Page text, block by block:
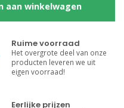
aan winkelwagen
Ruime voorraad
Het overgrote deel van onze
producten leveren we uit
eigen voorraad!
Eerlijke prijzen